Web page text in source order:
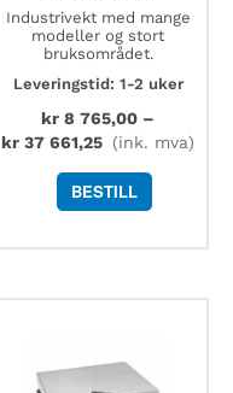
Industrivekt med mange
modeller og stort
bruksområdet.
Leveringstid: 1-2 uker
kr 8 765,00 –
kr 37 661,25 (ink. mva)
BESTILL